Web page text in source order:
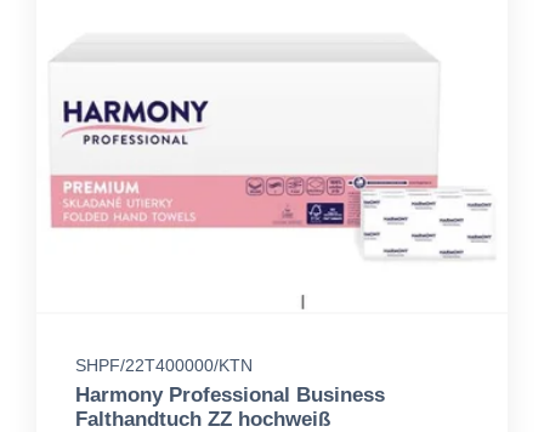
SHPF/22T400000/KTN
Harmony Professional Business
Falthandtuch ZZ hochweiß